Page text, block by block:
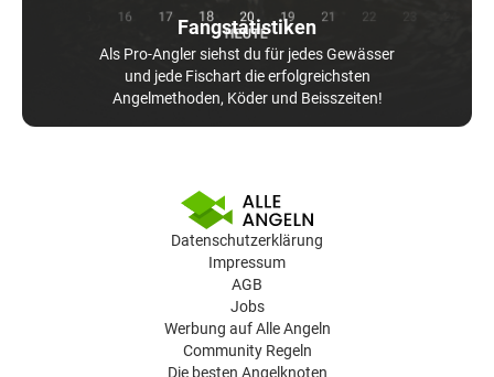
Fangstatistiken
Als Pro-Angler siehst du für jedes Gewässer
und jede Fischart die erfolgreichsten
Angelmethoden, Köder und Beisszeiten!
Datenschutzerklärung
Impressum
AGB
Jobs
Werbung auf Alle Angeln
Community Regeln
Die besten Angelknoten